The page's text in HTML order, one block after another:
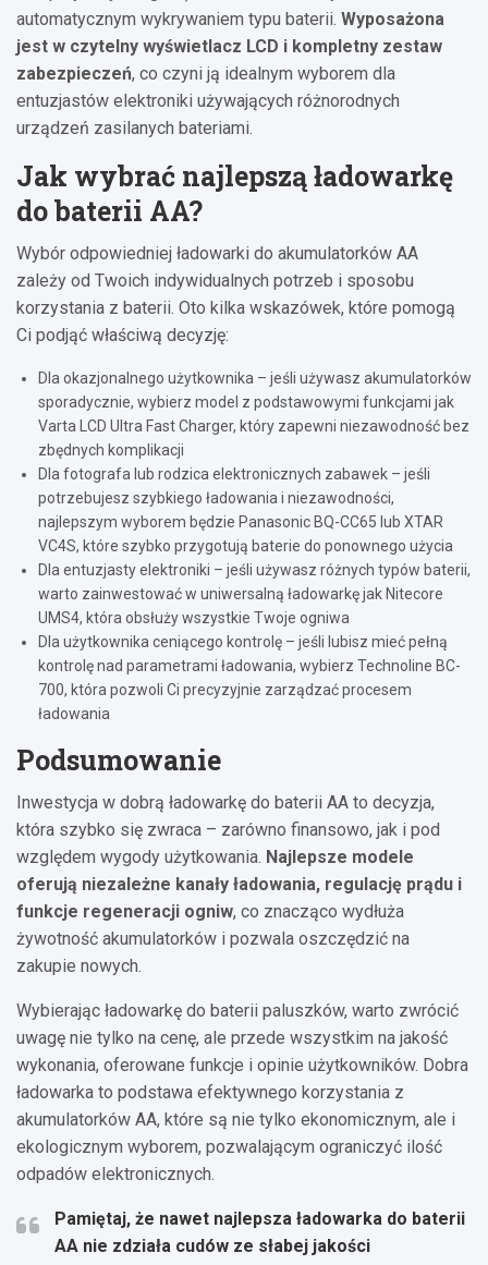
automatycznym wykrywaniem typu baterii. Wyposażona
jest w czytelny wyświetlacz LCD i kompletny zestaw
zabezpieczeń, co czyni ją idealnym wyborem dla
entuzjastów elektroniki używających różnorodnych
urządzeń zasilanych bateriami.
Jak wybrać najlepszą ładowarkę
do baterii AA?
Wybór odpowiedniej ładowarki do akumulatorków AA
zależy od Twoich indywidualnych potrzeb i sposobu
korzystania z baterii. Oto kilka wskazówek, które pomogą
Ci podjąć właściwą decyzję:
Dla okazjonalnego użytkownika – jeśli używasz akumulatorków
sporadycznie, wybierz model z podstawowymi funkcjami jak
Varta LCD Ultra Fast Charger, który zapewni niezawodność bez
zbędnych komplikacji
Dla fotografa lub rodzica elektronicznych zabawek – jeśli
potrzebujesz szybkiego ładowania i niezawodności,
najlepszym wyborem będzie Panasonic BQ-CC65 lub XTAR
VC4S, które szybko przygotują baterie do ponownego użycia
Dla entuzjasty elektroniki – jeśli używasz różnych typów baterii,
warto zainwestować w uniwersalną ładowarkę jak Nitecore
UMS4, która obsłuży wszystkie Twoje ogniwa
Dla użytkownika ceniącego kontrolę – jeśli lubisz mieć pełną
kontrolę nad parametrami ładowania, wybierz Technoline BC-
700, która pozwoli Ci precyzyjnie zarządzać procesem
ładowania
Podsumowanie
Inwestycja w dobrą ładowarkę do baterii AA to decyzja,
która szybko się zwraca – zarówno finansowo, jak i pod
względem wygody użytkowania. Najlepsze modele
oferują niezależne kanały ładowania, regulację prądu i
funkcje regeneracji ogniw, co znacząco wydłuża
żywotność akumulatorków i pozwala oszczędzić na
zakupie nowych.
Wybierając ładowarkę do baterii paluszków, warto zwrócić
uwagę nie tylko na cenę, ale przede wszystkim na jakość
wykonania, oferowane funkcje i opinie użytkowników. Dobra
ładowarka to podstawa efektywnego korzystania z
akumulatorków AA, które są nie tylko ekonomicznym, ale i
ekologicznym wyborem, pozwalającym ograniczyć ilość
odpadów elektronicznych.
Pamiętaj, że nawet najlepsza ładowarka do baterii
AA nie zdziała cudów ze słabej jakości